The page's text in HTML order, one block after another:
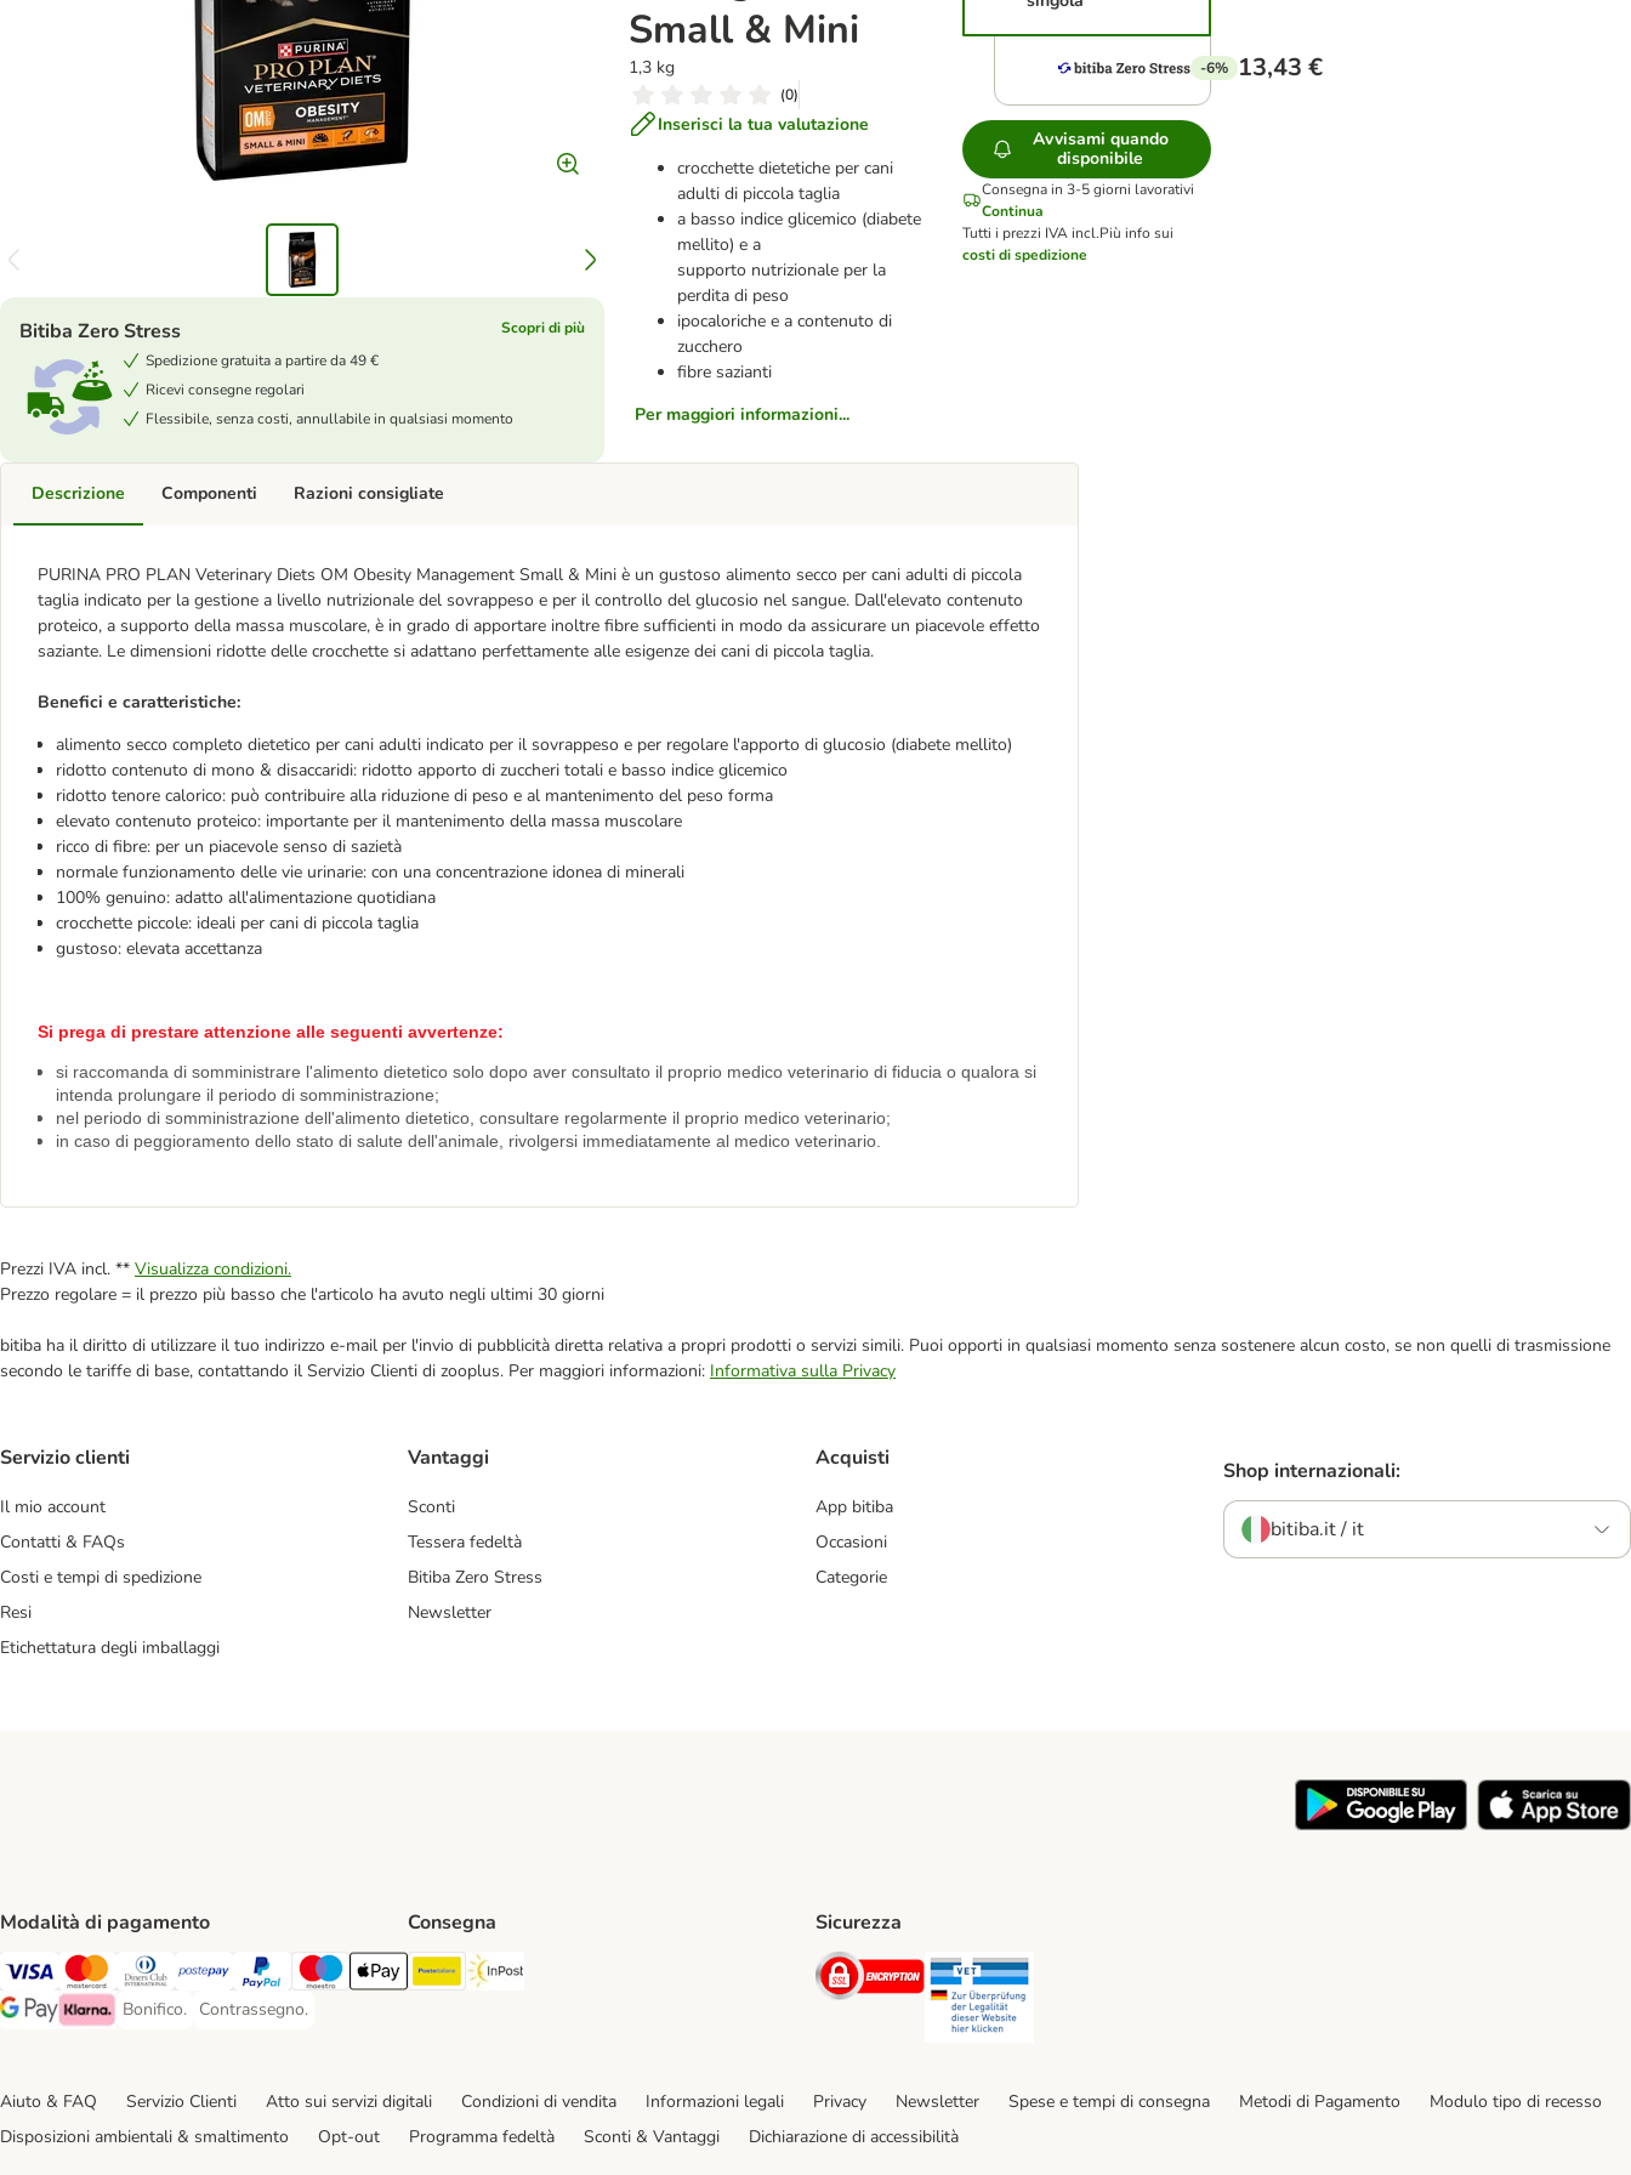
Small & Mini
1,3 kg
(0)
Inserisci la tua valutazione
crocchette dietetiche per cani
adulti di piccola taglia
a basso indice glicemico (diabete
mellito) e a
supporto nutrizionale per la
perdita di peso
ipocaloriche e a contenuto di
zucchero
fibre sazianti
Per maggiori informazioni...
Bitiba Zero Stress
Scopri di più
Spedizione gratuita a partire da 49 €
Ricevi consegne regolari
Flessibile, senza costi, annullabile in qualsiasi momento
-6% 13,43 €
Avvisami quando
disponibile
Consegna in 3-5 giorni lavorativi
Continua
Tutti i prezzi IVA incl.Più info sui
costi di spedizione
Descrizione
PURINA PRO PLAN Veterinary Diets OM Obesity Management Small & Mini è un gustoso alimento secco per cani adulti di piccola
taglia indicato per la gestione a livello nutrizionale del sovrappeso e per il controllo del glucosio nel sangue. Dall'elevato contenuto
proteico, a supporto della massa muscolare, è in grado di apportare inoltre fibre sufficienti in modo da assicurare un piacevole effetto
saziante. Le dimensioni ridotte delle crocchette si adattano perfettamente alle esigenze dei cani di piccola taglia.
Benefici e caratteristiche:
alimento secco completo dietetico per cani adulti indicato per il sovrappeso e per regolare l'apporto di glucosio (diabete mellito)
ridotto contenuto di mono & disaccaridi: ridotto apporto di zuccheri totali e basso indice glicemico
ridotto tenore calorico: può contribuire alla riduzione di peso e al mantenimento del peso forma
elevato contenuto proteico: importante per il mantenimento della massa muscolare
ricco di fibre: per un piacevole senso di sazietà
normale funzionamento delle vie urinarie: con una concentrazione idonea di minerali
100% genuino: adatto all'alimentazione quotidiana
crocchette piccole: ideali per cani di piccola taglia
gustoso: elevata accettanza
Si prega di prestare attenzione alle seguenti avvertenze:
si raccomanda di somministrare l'alimento dietetico solo dopo aver consultato il proprio medico veterinario di fiducia o qualora si
intenda prolungare il periodo di somministrazione;
nel periodo di somministrazione dell'alimento dietetico, consultare regolarmente il proprio medico veterinario;
in caso di peggioramento dello stato di salute dell'animale, rivolgersi immediatamente al medico veterinario.
Componenti Razioni consigliate
Prezzi IVA incl. ** Visualizza condizioni.
Prezzo regolare = il prezzo più basso che l'articolo ha avuto negli ultimi 30 giorni
bitiba ha il diritto di utilizzare il tuo indirizzo e-mail per l'invio di pubblicità diretta relativa a propri prodotti o servizi simili. Puoi opporti in qualsiasi momento senza sostenere alcun costo, se non quelli di trasmissione
secondo le tariffe di base, contattando il Servizio Clienti di zooplus. Per maggiori informazioni: Informativa sulla Privacy
Servizio clienti
Il mio account
Contatti & FAQs
Costi e tempi di spedizione
Resi
Etichettatura degli imballaggi
Vantaggi
Sconti
Tessera fedeltà
Bitiba Zero Stress
Newsletter
Acquisti
App bitiba
Occasioni
Categorie
Shop internazionali:
bitiba.it / it
Modalità di pagamento
Visa. Payment Method
Mastercard. Payment Method
Diners Club. Payment Method
Postepay. Payment Method
PayPal. Payment Method
Maestro. Payment Method
Apple pay. Payment Method
Google Pay Payment Method
Klarna Payment Method
Bonifico.
Bonifico. Payment Method
Contrassegno.
Contrassegno. Payment Method
Consegna
Poste Italiane. Shipping Method
Sicurezza
Security
Aiuto & FAQ Servizio Clienti Atto sui servizi digitali Condizioni di vendita Informazioni legali Privacy Newsletter Spese e tempi di consegna Metodi di Pagamento
Modulo tipo di recesso
Disposizioni ambientali & smaltimento
Opt-out Programma fedeltà Sconti & Vantaggi Dichiarazione di accessibilità